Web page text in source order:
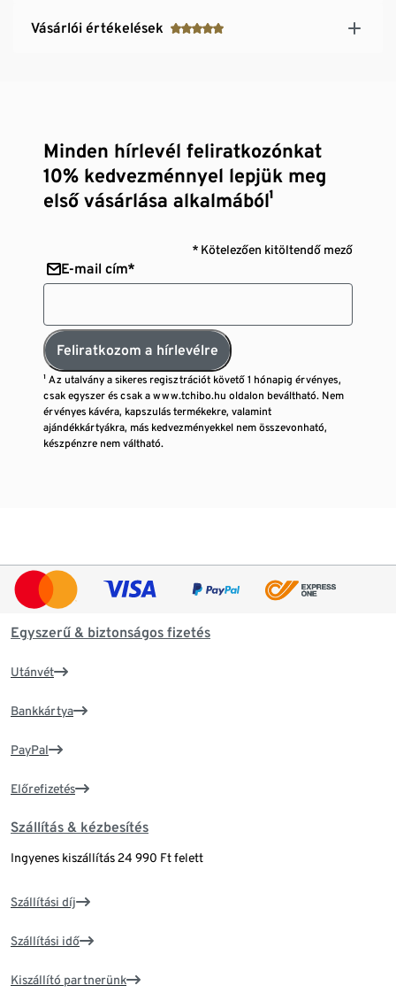
Vásárlói értékelések
Minden hírlevél feliratkozónkat
10% kedvezménnyel lepjük meg
első vásárlása alkalmából¹
* Kötelezően kitöltendő mező
E-mail cím*
Feliratkozom a hírlevélre
¹ Az utalvány a sikeres regisztrációt követő 1 hónapig érvényes,
csak egyszer és csak a www.tchibo.hu oldalon beváltható. Nem
érvényes kávéra, kapszulás termékekre, valamint
ajándékkártyákra, más kedvezményekkel nem összevonható,
készpénzre nem váltható.
Egyszerű & biztonságos fizetés
Utánvét
Bankkártya
PayPal
Előrefizetés
Szállítás & kézbesítés
Ingyenes kiszállítás 24 990 Ft felett
Szállítási díj
Szállítási idő
Kiszállító partnerünk